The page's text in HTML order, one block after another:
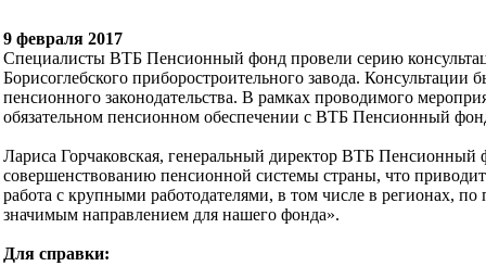
9 февраля 2017
Специалисты ВТБ Пенсионный фонд провели серию
Борисоглебского приборостроительного завода.
пенсионного законодательства. В рамках проводимого
обязательном пенсионном обеспечении с ВТБ Пенсионный
Лариса Горчаковская, генеральный директор ВТБ Пенсионный
совершенствованию пенсионной системы страны, что
работа с крупными работодателями, в том числе в регионах,
значимым направлением для нашего фонда».
Для справки: